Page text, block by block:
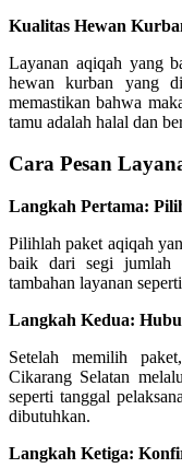
Kualitas Hewan
Layanan aqiqah yang
hewan kurban yang
memastikan bahwa
tamu adalah halal dan
Cara Pesan
Langkah Pertama:
Pilihlah paket aqiqah
baik dari segi jumlah
tambahan layanan
Langkah Kedua:
Setelah memilih
Cikarang Selatan
seperti tanggal
dibutuhkan.
Langkah Ketiga: